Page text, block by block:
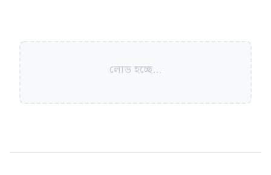
লোড হচ্ছে...